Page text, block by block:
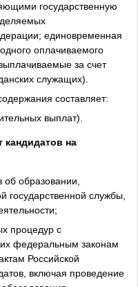
государственную
единовременная
оплачиваемого
за счет
служащих).
составляет:
выплат).
кандидатов на
образовании,
государственной службы,
процедур с
федеральным законам
Российской
включая проведение